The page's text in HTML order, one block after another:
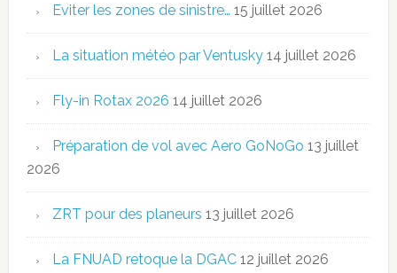
Eviter les zones de sinistre… 15 juillet 2026
La situation météo par Ventusky 14 juillet 2026
Fly-in Rotax 2026 14 juillet 2026
Préparation de vol avec Aero GoNoGo 13 juillet
2026
ZRT pour des planeurs 13 juillet 2026
La FNUAD retoque la DGAC 12 juillet 2026